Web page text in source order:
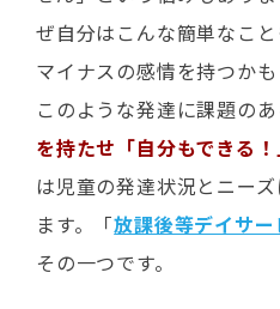
ぜ自分はこんな簡単なこ
マイナスの感情を持つかも
このような発達に課題の
を持たせ「自分もできる！
は児童の発達状況とニー
ます。「放課後等デイサ
その一つです。